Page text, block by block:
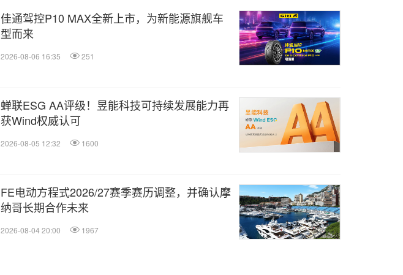
佳通驾控P10 MAX全新上市，为新能源旗舰车
型而来
2026-08-06 16:35 251
蝉联ESG AA评级！昱能科技可持续发展能力再
获Wind权威认可
2026-08-05 12:32 1600
FE电动方程式2026/27赛季赛历调整，并确认摩
纳哥长期合作未来
2026-08-04 20:00 1967